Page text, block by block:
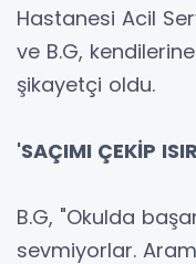
Hastanesi Acil
ve B.G,
şikayetçi oldu.
'SAÇIMI ÇEKİP
B.G, "Okulda
sevmiyorlar.